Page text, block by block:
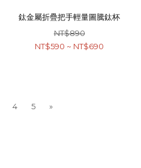
鈦金屬折疊把手輕量圖騰鈦杯
NT$890
NT$590 ~ NT$690
4 5 »